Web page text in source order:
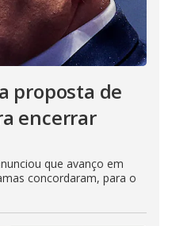
proposta de
encerrar
que avanço em
concordaram, para o